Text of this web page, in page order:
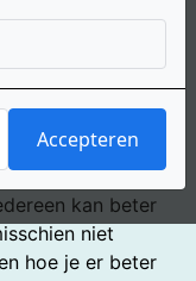
is dat je
Jammer
een
terecht
kan beter
niet
hoe je er beter
Accepteren